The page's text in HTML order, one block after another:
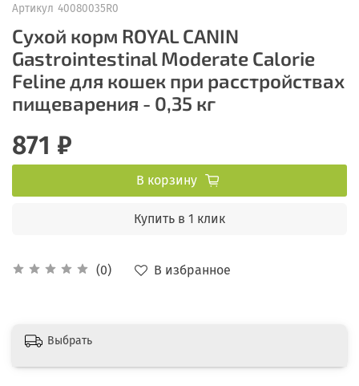
Артикул 40080035R0
Сухой корм ROYAL CANIN
Gastrointestinal Moderate Calorie
Feline для кошек при расстройствах
пищеварения - 0,35 кг
(0) В избранное
871 ₽
В корзину
Купить в 1 клик
Выбрать